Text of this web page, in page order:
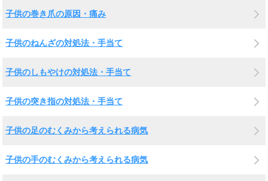
子供の巻き爪の原因・痛み
子供のねんざの対処法・手当て
子供のしもやけの対処法・手当て
子供の突き指の対処法・手当て
子供の足のむくみから考えられる病気
子供の手のむくみから考えられる病気